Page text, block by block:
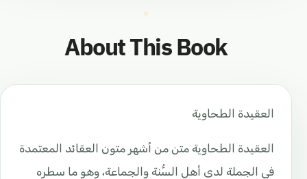
About This Book
العقيدة الطحاوية
العقيدة الطحاوية متن من أشهر متون العقائد المعتمدة
في الجملة لدى أهل السُّنة والجماعة، وهو ما سطره